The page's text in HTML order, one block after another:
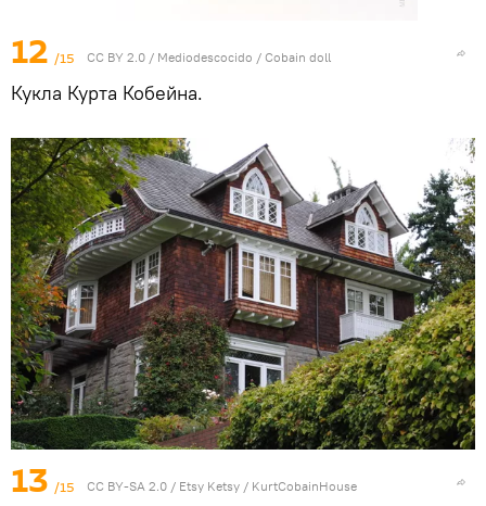
12 /15 CC BY 2.0 / Mediodescocido / Cobain doll
Кукла Курта Кобейна.
13 /15 CC BY-SA 2.0 / Etsy Ketsy / KurtCobainHouse